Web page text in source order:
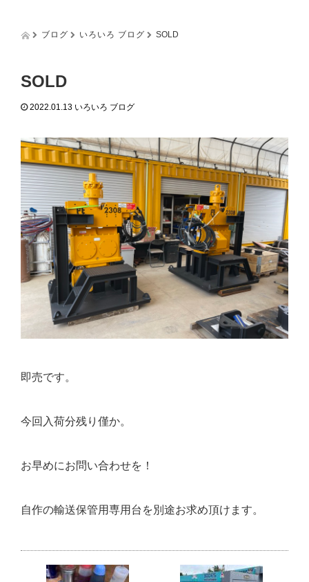
t
i
o
n
ブログ いろいろ ブログ SOLD
SOLD
2022.01.13 いろいろ ブログ
即売です。
今回入荷分残り僅か。
お早めにお問い合わせを！
自作の輸送保管用専用台を別途お求め頂けます。